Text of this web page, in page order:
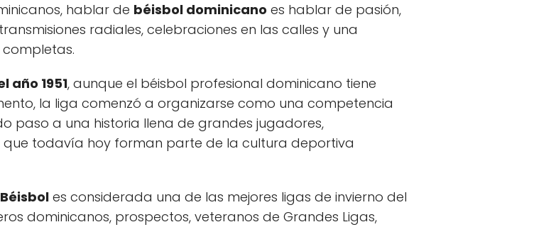
hablar de béisbol dominicano es hablar de pasión,
radiales, celebraciones en las calles y una
año 1951, aunque el béisbol profesional dominicano tiene
la liga comenzó a organizarse como una competencia
paso a una historia llena de grandes jugadores,
todavía hoy forman parte de la cultura deportiva
es considerada una de las mejores ligas de invierno del
dominicanos, prospectos, veteranos de Grandes Ligas,